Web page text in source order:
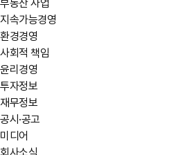
부동산 사업
지속가능경영
환경경영
사회적 책임
윤리경영
투자정보
재무정보
공시·공고
미디어